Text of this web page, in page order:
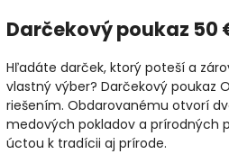
Darčekový poukaz 50
Hľadáte darček, ktorý poteší a
vlastný výber? Darčekový poukaz
riešením. Obdarovanému otvorí
medových pokladov a prírodných
úctou k tradícii aj prírode.